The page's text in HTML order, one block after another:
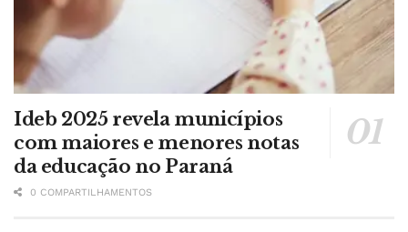
Ideb 2025 revela municípios
com maiores e menores notas
da educação no Paraná
0 COMPARTILHAMENTOS